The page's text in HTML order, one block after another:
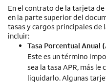
En el contrato de la tarjeta
en la parte superior del
tasas y cargos principales de
incluir:
Tasa Porcentual Anual
Este es un término
sea la tasa APR, más
liquidarlo. Algunas